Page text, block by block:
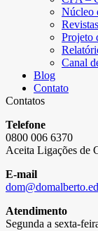
Núcleo
Revistas
Projeto
Canal
Blog
Contato
Contatos
Telefone
0800 006 6370
Aceita Ligações de
E-mail
Atendimento
Segunda a sexta-